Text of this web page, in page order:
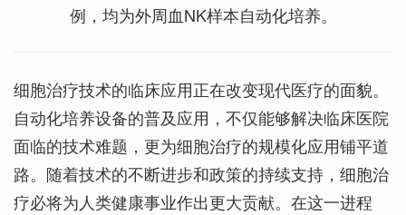
例，均为外周血NK样本自动化培养。
细胞治疗技术的临床应用正在改变现代医疗的面貌。
自动化培养设备的普及应用，不仅能够解决临床医院
面临的技术难题，更为细胞治疗的规模化应用铺平道
路。随着技术的不断进步和政策的持续支持，细胞治
疗必将为人类健康事业作出更大贡献。在这一进程